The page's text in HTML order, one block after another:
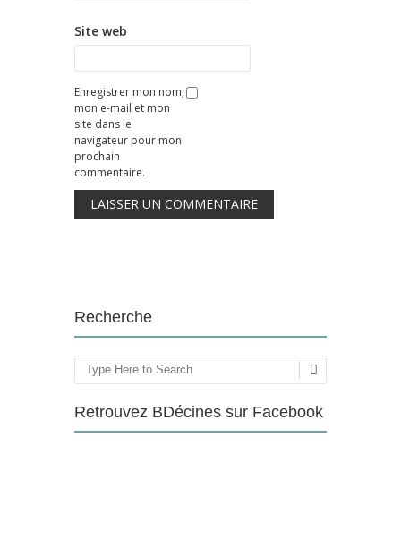
Site web
Enregistrer mon nom,
mon e-mail et mon
site dans le
navigateur pour mon
prochain
commentaire.
Recherche
Rechercher
Retrouvez BDécines sur Facebook